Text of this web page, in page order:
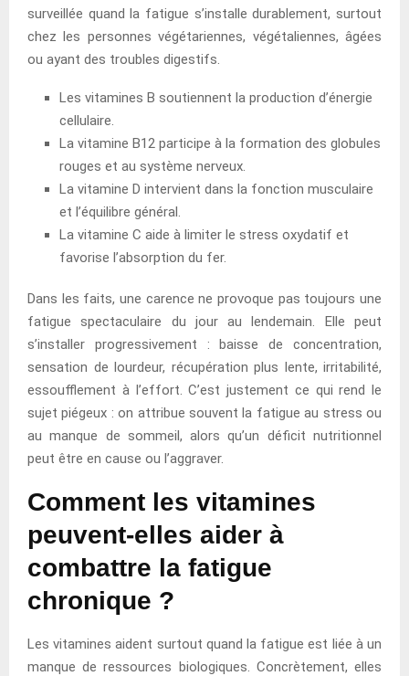
surveillée quand la fatigue s’installe durablement, surtout
chez les personnes végétariennes, végétaliennes, âgées
ou ayant des troubles digestifs.
Les vitamines B soutiennent la production d’énergie
cellulaire.
La vitamine B12 participe à la formation des globules
rouges et au système nerveux.
La vitamine D intervient dans la fonction musculaire
et l’équilibre général.
La vitamine C aide à limiter le stress oxydatif et
favorise l’absorption du fer.
Dans les faits, une carence ne provoque pas toujours une
fatigue spectaculaire du jour au lendemain. Elle peut
s’installer progressivement : baisse de concentration,
sensation de lourdeur, récupération plus lente, irritabilité,
essoufflement à l’effort. C’est justement ce qui rend le
sujet piégeux : on attribue souvent la fatigue au stress ou
au manque de sommeil, alors qu’un déficit nutritionnel
peut être en cause ou l’aggraver.
Comment les vitamines
peuvent-elles aider à
combattre la fatigue
chronique ?
Les vitamines aident surtout quand la fatigue est liée à un
manque de ressources biologiques. Concrètement, elles